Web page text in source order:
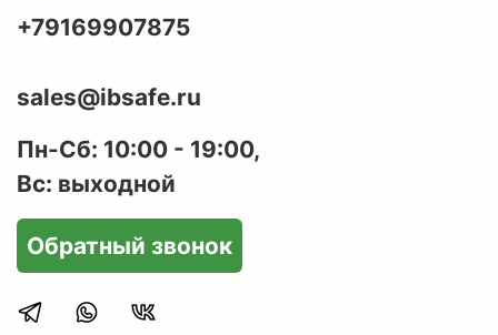
шкафа)
+79169907875
sales@ibsafe.ru
Пн-Сб: 10:00 - 19:00,
Вс: выходной
Обратный звонок